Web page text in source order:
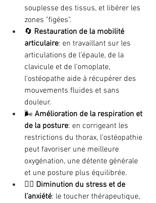
souplesse des tissus, et libérer les
zones "figées".
🔄 Restauration de la mobilité
articulaire: en travaillant sur les
articulations de l’épaule, de la
clavicule et de l’omoplate,
l’ostéopathe aide à récupérer des
mouvements fluides et sans
douleur.
🌬️ Amélioration de la respiration et
de la posture: en corrigeant les
restrictions du thorax, l’ostéopathie
peut favoriser une meilleure
oxygénation, une détente générale
et une posture plus équilibrée.
🧘‍♀️ Diminution du stress et de
l’anxiété: le toucher thérapeutique,